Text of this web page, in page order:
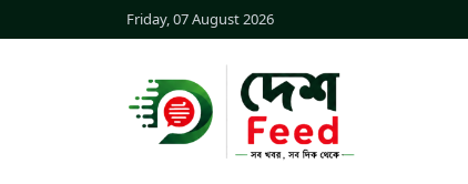
Friday, 07 August 2026